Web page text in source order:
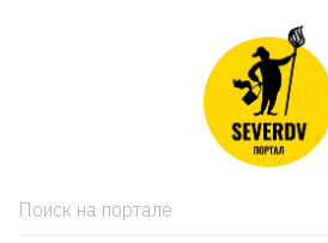
Поиск на портале